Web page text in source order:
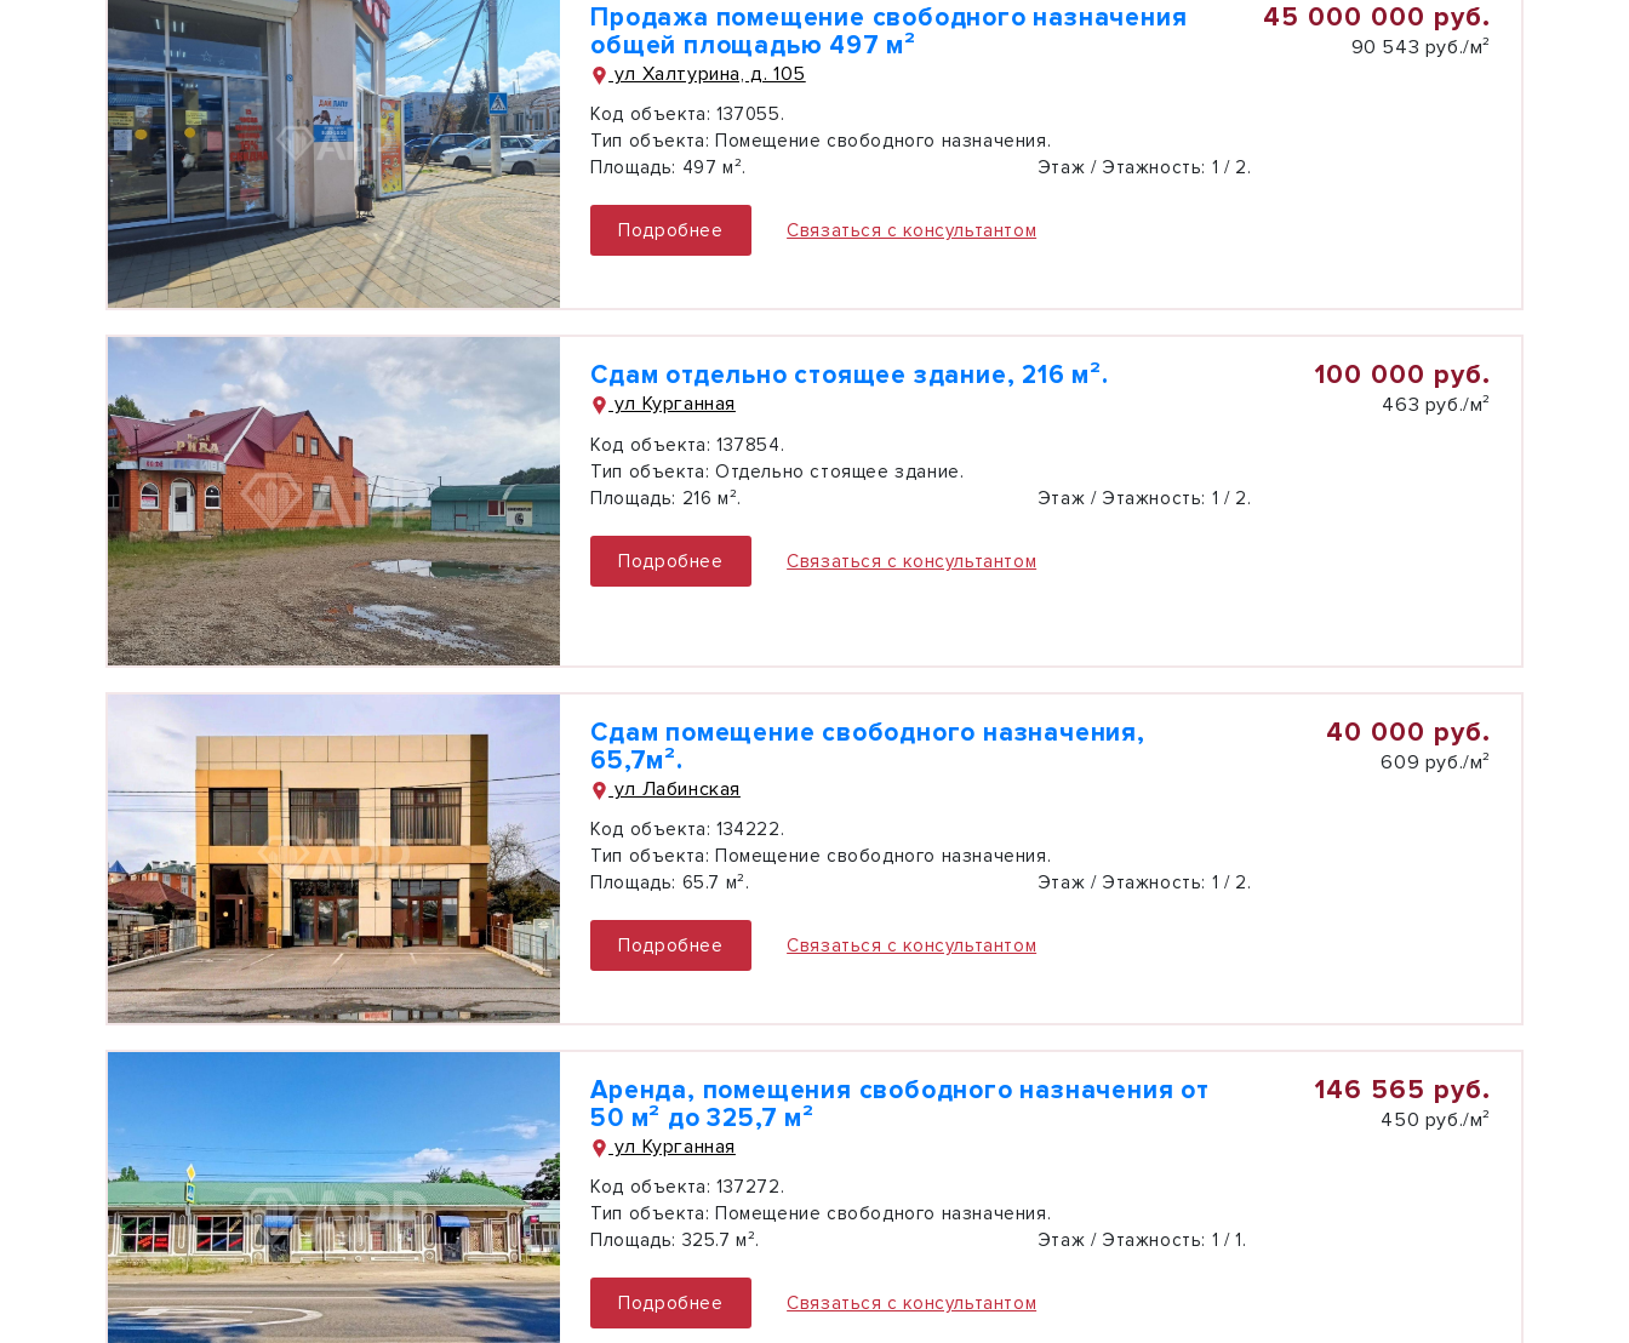
Продажа помещение свободного назначения
общей площадью 497 м²
ул Халтурина, д. 105
45 000 000 руб.
90 543 руб./м²
Код объекта: 137055.
Тип объекта: Помещение свободного назначения.
Площадь: 497 м². Этаж / Этажность: 1 / 2.
Подробнее Связаться с консультантом
Сдам отдельно стоящее здание, 216 м².
ул Курганная
100 000 руб.
463 руб./м²
Код объекта: 137854.
Тип объекта: Отдельно стоящее здание.
Площадь: 216 м². Этаж / Этажность: 1 / 2.
Подробнее Связаться с консультантом
Сдам помещение свободного назначения,
65,7м².
ул Лабинская
40 000 руб.
609 руб./м²
Код объекта: 134222.
Тип объекта: Помещение свободного назначения.
Площадь: 65.7 м². Этаж / Этажность: 1 / 2.
Подробнее Связаться с консультантом
Аренда, помещения свободного назначения от
50 м² до 325,7 м²
ул Курганная
146 565 руб.
450 руб./м²
Код объекта: 137272.
Тип объекта: Помещение свободного назначения.
Площадь: 325.7 м². Этаж / Этажность: 1 / 1.
Подробнее Связаться с консультантом